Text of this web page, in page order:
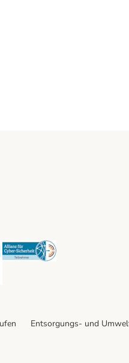
Security Security
Entsorgungs- und